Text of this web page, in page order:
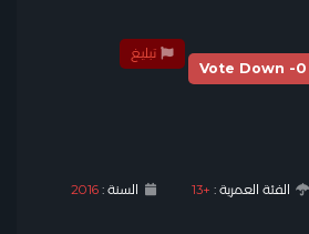
Vote Down -0
تبليغ
الفئة العمرية : +13 السنة :2016